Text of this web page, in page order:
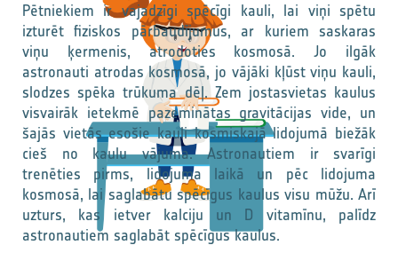
Pētniekiem ir vajadzīgi spēcīgi kauli, lai viņi spētu
izturēt fiziskos pārbaudījumus, ar kuriem saskaras
viņu ķermenis, atrodoties kosmosā. Jo ilgāk
astronauti atrodas kosmosā, jo vājāki kļūst viņu kauli,
slodzes spēka trūkuma dēļ. Zem jostasvietas kaulus
visvairāk ietekmē pazeminātas gravitācijas vide, un
šajās vietās esošie kauli kosmiskajā lidojumā biežāk
cieš no kaulu vājuma. Astronautiem ir svarīgi
trenēties pirms, lidojuma laikā un pēc lidojuma
kosmosā, lai saglabātu spēcīgus kaulus visu mūžu. Arī
uzturs, kas ietver kalciju un D vitamīnu, palīdz
astronautiem saglabāt spēcīgus kaulus.